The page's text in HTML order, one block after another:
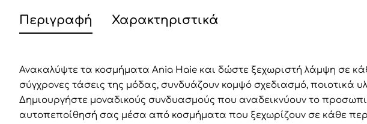
Περιγραφή Χαρακτηριστικά
Ανακαλύψτε τα κοσμήματα Ania Haie και δώστε ξεχωριστή λάμψη σε
σύγχρονες τάσεις της μόδας, συνδυάζουν κομψό σχεδιασμό, ποιοτικά
Δημιουργήστε μοναδικούς συνδυασμούς που αναδεικνύουν το
αυτοπεποίθησή σας μέσα από κοσμήματα που ξεχωρίζουν σε κάθε